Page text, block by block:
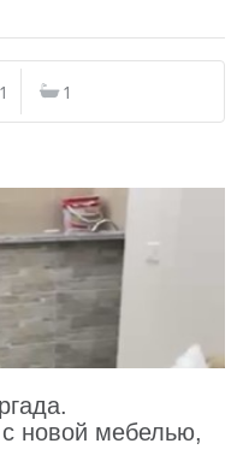
1 1
новой мебелью,